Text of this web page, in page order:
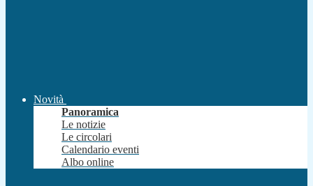
Novità
Panoramica
Le notizie
Le circolari
Calendario eventi
Albo online